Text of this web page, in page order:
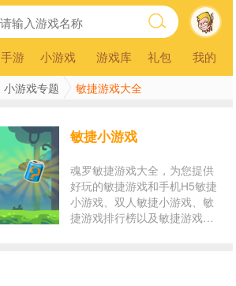
手游 小游戏 游戏库 礼包 我的
小游戏专题 敏捷游戏大全
敏捷小游戏
魂罗敏捷游戏大全，为您提供
好玩的敏捷游戏和手机H5敏捷
小游戏、双人敏捷小游戏、敏
捷游戏排行榜以及敏捷游戏在